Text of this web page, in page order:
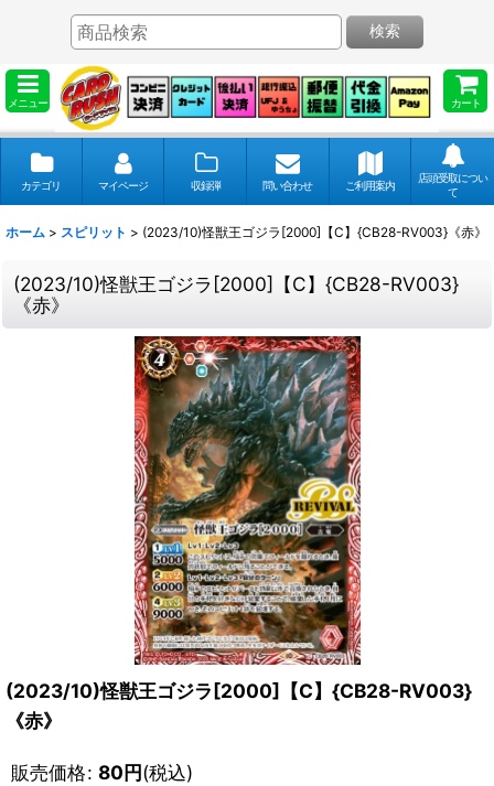
メニュー カート
検索
カテゴリ マイページ 収録弾 問い合わせ ご利用案内
店頭受取につい
て
ホーム > スピリット > (2023/10)怪獣王ゴジラ[2000]【C】{CB28-RV003}《赤》
(2023/10)怪獣王ゴジラ[2000]【C】{CB28-RV003}
《赤》
(2023/10)怪獣王ゴジラ[2000]【C】{CB28-RV003}
《赤》
販売価格: 80円(税込)